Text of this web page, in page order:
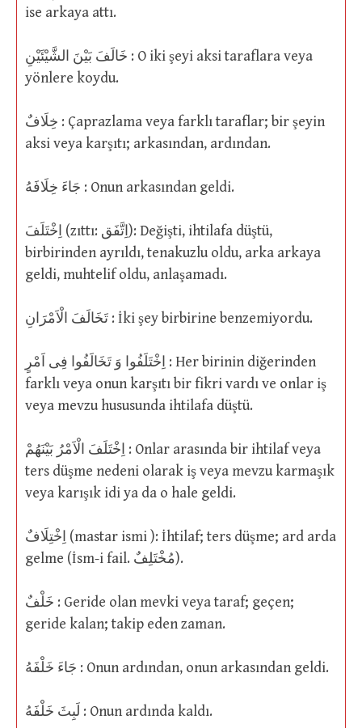
ise arkaya attı.
خَالَفَ بَيْنَ الشَّيْئَيْنِ : O iki şeyi aksi taraflara veya
yönlere koydu.
خِلَافٌ : Çaprazlama veya farklı taraflar; bir şeyin
aksi veya karşıtı; arkasından, ardından.
جَاءَ خِلَافَهُ : Onun arkasından geldi.
اِخْتَلَفَ (zıttı: اِتَّفَق): Değişti, ihtilafa düştü,
birbirinden ayrıldı, tenakuzlu oldu, arka arkaya
geldi, muhtelif oldu, anlaşamadı.
تَخَالَفَ الْاَمْرَانِ : İki şey birbirine benzemiyordu.
اِخْتَلَفُوا وَ تَخَالَفُوا فِى اَمْرٍ : Her birinin diğerinden
farklı veya onun karşıtı bir fikri vardı ve onlar iş
veya mevzu hususunda ihtilafa düştü.
اِخْتَلَفَ الْاَمْرُ بَيْنَهُمْ : Onlar arasında bir ihtilaf veya
ters düşme nedeni olarak iş veya mevzu karmaşık
veya karışık idi ya da o hale geldi.
اِخْتِلَافٌ (mastar ismi ): İhtilaf; ters düşme; ard arda
gelme (İsm-i fail. مُخْتَلِفٌ).
خَلْفٌ : Geride olan mevki veya taraf; geçen;
geride kalan; takip eden zaman.
جَاءَ خَلْفَهُ : Onun ardından, onun arkasından geldi.
لَبِثَ خَلْفَهُ : Onun ardında kaldı.